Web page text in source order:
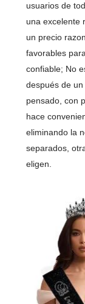
usuarios de
una excelente
un precio
favorables
confiable; No
después de
pensado, con
hace
eliminando la
separados,
eligen.